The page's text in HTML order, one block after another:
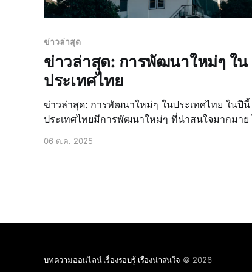
ข่าวล่าสุด
ข่าวล่าสุด: การพัฒนาใหม่ๆ ใน
ประเทศไทย
ข่าวล่าสุด: การพัฒนาใหม่ๆ ในประเทศไทย ในปีนี้
ประเทศไทยมีการพัฒนาใหม่ๆ ที่น่าสนใจมากมาย
อุตสาหกรรม การพัฒนาระบบขนส่งสาธารณะ การ
06 ต.ค. 2025
บทความออนไลน์ เรื่องรอบรู้ เรื่องน่าสนใจ © 2026